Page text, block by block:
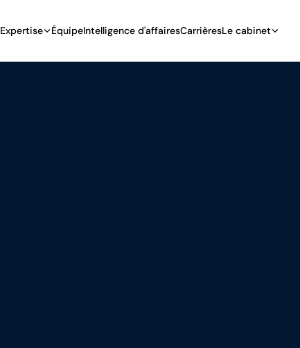
Expertise ÉquipeIntelligence d'affairesCarrièresLe cabinet